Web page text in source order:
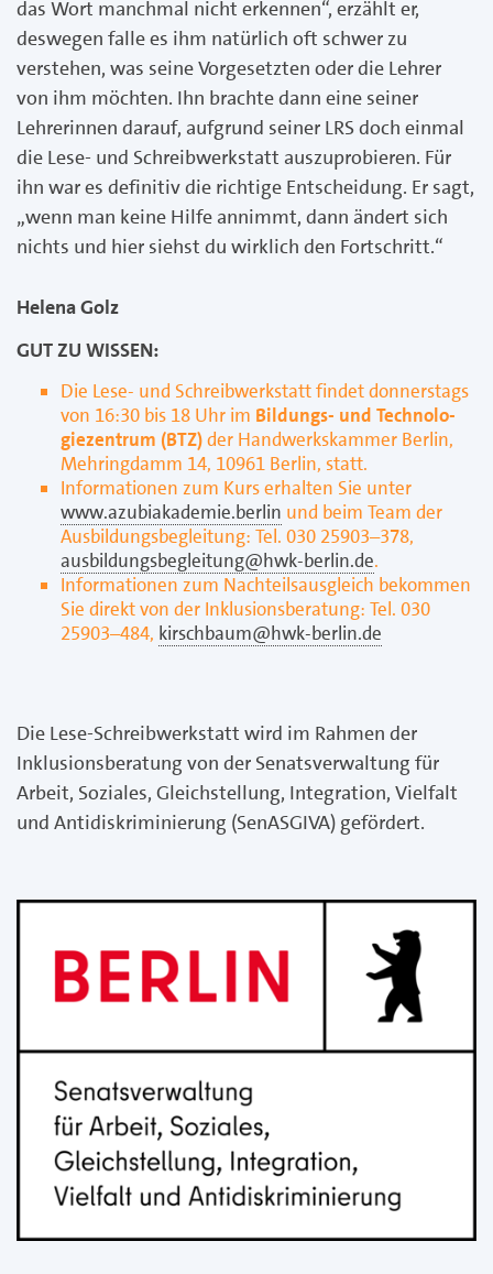
das Wort manch­mal nicht erkennen“, erzählt er,
deswegen falle es ihm natürlich oft schwer zu
verstehen, was seine Vorgesetzten oder die Lehrer
von ihm möchten. Ihn brachte dann eine seiner
Lehrerinnen darauf, aufgrund seiner LRS doch einmal
die Lese- und Schreib­werkstatt auszuprobieren. Für
ihn war es definitiv die richtige Entscheidung. Er sagt,
„wenn man keine Hilfe annimmt, dann ändert sich
nichts und hier siehst du wirklich den Fortschritt.“
Helena Golz
GUT ZU WISSEN:
Die Lese- und Schreibwerkstatt findet donnerstags
von 16:30 bis 18 Uhr im Bildungs- und Technolo­
giezentrum (BTZ)der Handwerkskammer Berlin,
Mehringdamm 14, 10961 Berlin, statt.
Informationen zum Kurs erhalten Sie unter
www.azubiakademie.berlin und beim Team der
Ausbil­dungsbegleitung: Tel. 030 25903–378,
ausbildungsbegleitung@hwk-berlin.de.
Informationen zum Nachteilsausgleich bekommen
Sie direkt von der Inklusionsberatung: Tel. 030
25903–484, kirschbaum@hwk-berlin.de
Die Lese-Schreibwerkstatt wird im Rahmen der
Inklusionsberatung von der Senatsverwaltung für
Arbeit, Soziales, Gleichstellung, Integration, Vielfalt
und Antidiskriminierung (SenASGIVA) gefördert.